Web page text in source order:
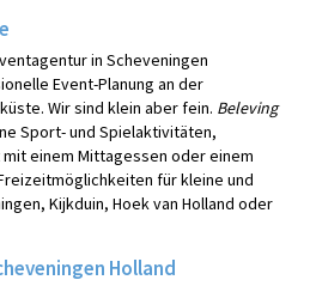
in Scheveningen
Event-Planung an der
Wir sind klein aber fein. Beleving
Sport- und Spielaktivitäten,
einem Mittagessen oder einem
für kleine und
Kijkduin, Hoek van Holland oder
Holland